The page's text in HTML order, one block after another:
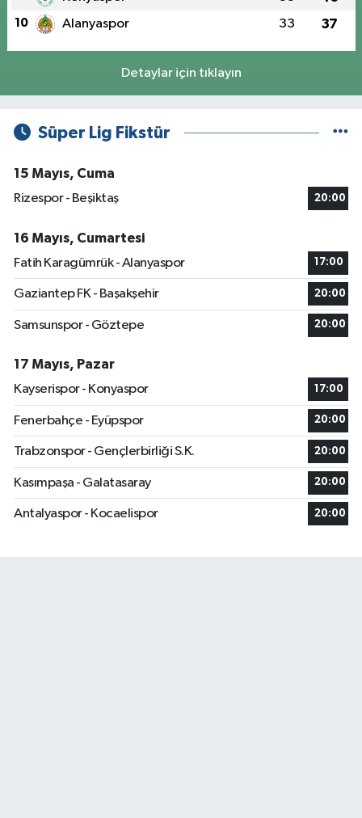
10 Alanyaspor 33 37
Detaylar için tıklayın
Süper Lig Fikstür
15 Mayıs, Cuma
Rizespor - Beşiktaş
20:00
16 Mayıs, Cumartesi
Fatih Karagümrük - Alanyaspor
17:00
Gaziantep FK - Başakşehir 20:00
Samsunspor - Göztepe 20:00
17 Mayıs, Pazar
Kayserispor - Konyaspor
17:00
Fenerbahçe - Eyüpspor 20:00
Trabzonspor - Gençlerbirliği S.K. 20:00
Kasımpaşa - Galatasaray 20:00
Antalyaspor - Kocaelispor 20:00